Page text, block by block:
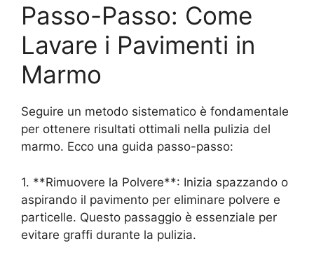
Passo-Passo: Come
Lavare i Pavimenti in
Marmo
Seguire un metodo sistematico è fondamentale
per ottenere risultati ottimali nella pulizia del
marmo. Ecco una guida passo-passo:
1. **Rimuovere la Polvere**: Inizia spazzando o
aspirando il pavimento per eliminare polvere e
particelle. Questo passaggio è essenziale per
evitare graffi durante la pulizia.